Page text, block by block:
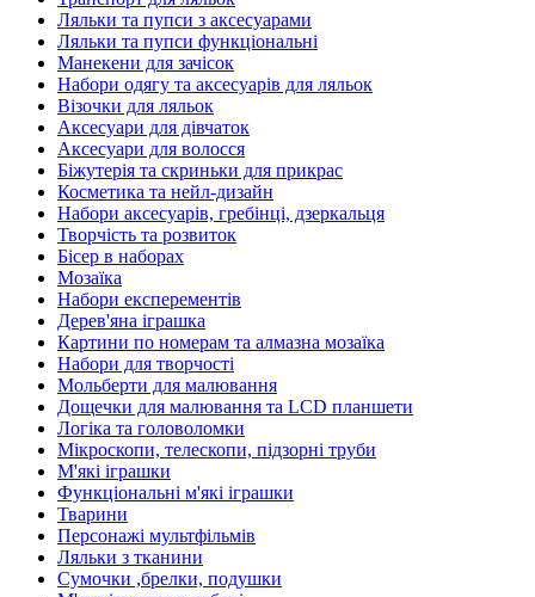
Ляльки та пупси з аксесуарами
Ляльки та пупси функціональні
Манекени для зачісок
Набори одягу та аксесуарів для ляльок
Візочки для ляльок
Аксесуари для дівчаток
Аксесуари для волосся
Біжутерія та скриньки для прикрас
Косметика та нейл-дизайн
Набори аксесуарів, гребінці, дзеркальця
Творчість та розвиток
Бісер в наборах
Мозаїка
Набори експерементів
Дерев'яна іграшка
Картини по номерам та алмазна мозаїка
Набори для творчості
Мольберти для малювання
Дощечки для малювання та LCD планшети
Логіка та головоломки
Мікроскопи, телескопи, підзорні труби
М'які іграшки
Функціональні м'які іграшки
Тварини
Персонажі мультфільмів
Ляльки з тканини
Сумочки ,брелки, подушки